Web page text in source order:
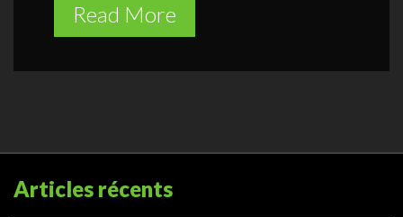
Read More
Articles récents